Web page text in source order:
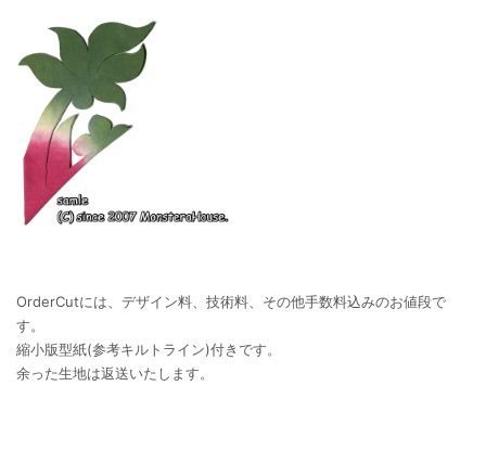
OrderCutには、デザイン料、技術料、その他手数料込みのお値段で
す。
縮小版型紙(参考キルトライン)付きです。
余った生地は返送いたします。